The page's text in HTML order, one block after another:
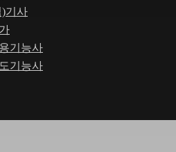
기사
기능사
기능사